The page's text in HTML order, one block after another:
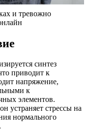
и тревожно
синтез
приводит к
напряжение,
к
элементов.
устраняет стрессы на
нормального